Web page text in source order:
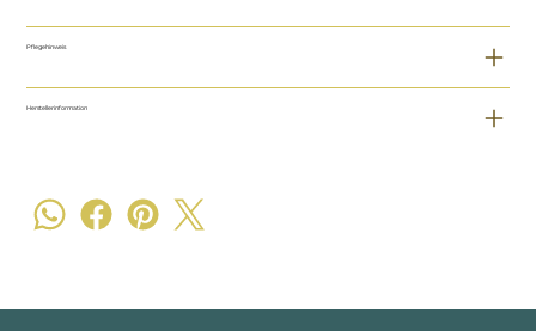
Pflegehinweis
Herstellerinformation